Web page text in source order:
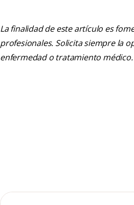
La finalidad de este artículo es
profesionales. Solicita siempre la
enfermedad o tratamiento médico.